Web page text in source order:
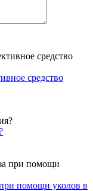
средство
помощи уколов в